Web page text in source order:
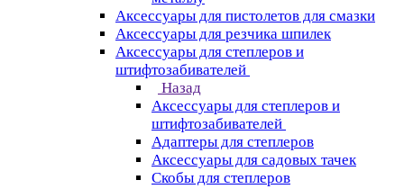
Аксессуары для пистолетов для смазки
Аксессуары для резчика шпилек
Аксессуары для степлеров и
штифтозабивателей
Назад
Аксессуары для степлеров и
штифтозабивателей
Адаптеры для степлеров
Аксессуары для садовых тачек
Скобы для степлеров